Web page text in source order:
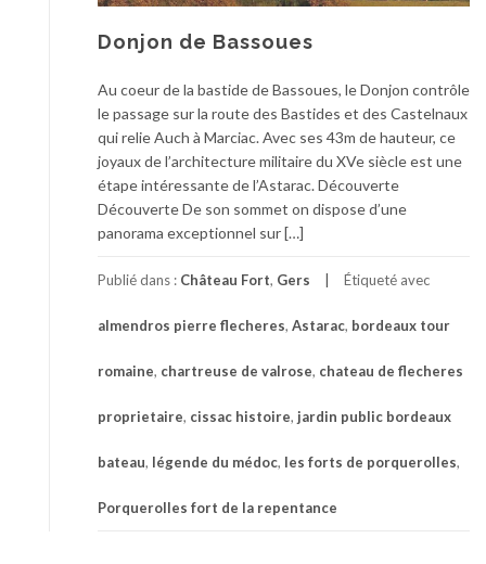
Donjon de Bassoues
Au coeur de la bastide de Bassoues, le Donjon contrôle
le passage sur la route des Bastides et des Castelnaux
qui relie Auch à Marciac. Avec ses 43m de hauteur, ce
joyaux de l’architecture militaire du XVe siècle est une
étape intéressante de l’Astarac. Découverte
Découverte De son sommet on dispose d’une
panorama exceptionnel sur […]
Publié dans : Château Fort, Gers Étiqueté avec
almendros pierre flecheres, Astarac, bordeaux tour
romaine, chartreuse de valrose, chateau de flecheres
proprietaire, cissac histoire, jardin public bordeaux
bateau, légende du médoc, les forts de porquerolles,
Porquerolles fort de la repentance